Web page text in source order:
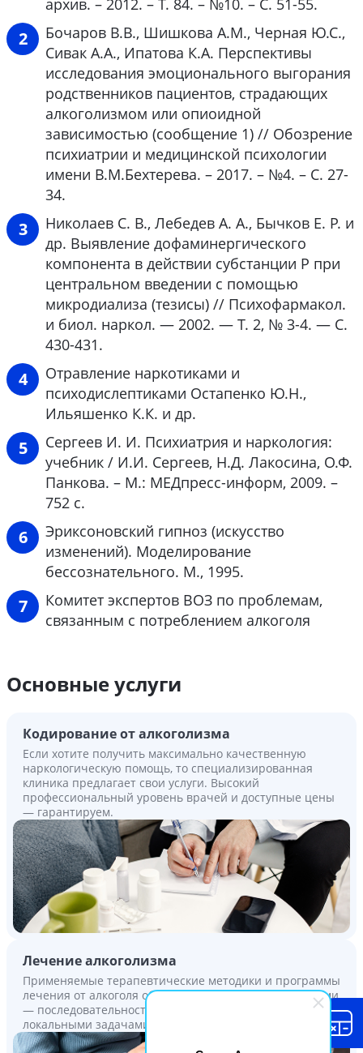
архив. – 2012. – Т. 84. – №10. – С. 51-55.
Бочаров В.В., Шишкова А.М., Черная Ю.С.,
Сивак А.А., Ипатова К.А. Перспективы
исследования эмоционального выгорания
родственников пациентов, страдающих
алкоголизмом или опиоидной
зависимостью (сообщение 1) // Обозрение
психиатрии и медицинской психологии
имени В.М.Бехтерева. – 2017. – №4. – С. 27-
34.
Николаев С. В., Лебедев А. А., Бычков Е. Р. и
др. Выявление дофаминергического
компонента в действии субстанции Р при
центральном введении с помощью
микродиализа (тезисы) // Психофармакол.
и биол. наркол. — 2002. — Т. 2, № 3-4. — С.
430-431.
Отравление наркотиками и
психодислептиками Остапенко Ю.Н.,
Ильяшенко К.К. и др.
Сергеев И. И. Психиатрия и наркология:
учебник / И.И. Сергеев, Н.Д. Лакосина, О.Ф.
Панкова. – М.: МЕДпресс-информ, 2009. –
752 с.
Эриксоновский гипноз (искусство
изменений). Моделирование
бессознательного. М., 1995.
Комитет экспертов ВОЗ по проблемам,
связанным с потреблением алкоголя
Основные услуги
Кодирование от алкоголизма
Если хотите получить максимально качественную
наркологическую помощь, то специализированная
клиника предлагает свои услуги. Высокий
профессиональный уровень врачей и доступные цены
— гарантируем.
Лечение алкоголизма
Применяемые терапевтические методики и программы
лечения от алкоголя объединены общими принципами
— последовательностью, непрерывностью,
локальными задачами и пр.